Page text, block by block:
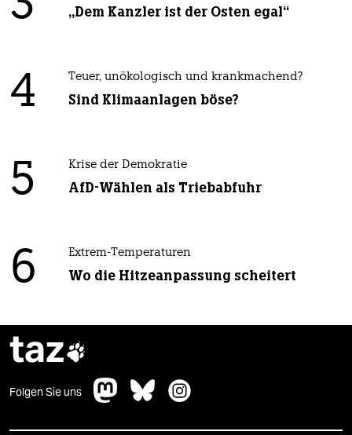
„Dem Kanzler ist der Osten egal“
4 Teuer, unökologisch und krankmachend?
Sind Klimaanlagen böse?
5 Krise der Demokratie
AfD-Wählen als Triebabfuhr
6 Extrem-Temperaturen
Wo die Hitzeanpassung scheitert
taz
Folgen Sie uns